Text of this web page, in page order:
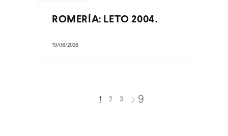
ROMERÍA: LETO 2004.
19/06/2026
1 2 3